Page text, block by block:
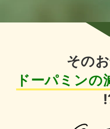
そのお
ドーパミンの